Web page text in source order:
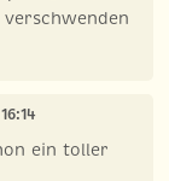
ein toller